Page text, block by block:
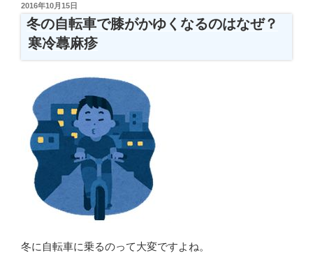
投
日:
2016年10月15日
冬の自転車で膝がかゆくなるのはなぜ？
寒冷蕁麻疹
冬に自転車に乗るのって大変ですよね。